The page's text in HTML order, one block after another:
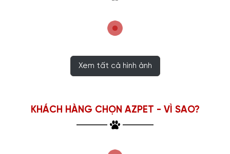
Xem tất cả hình ảnh
KHÁCH HÀNG CHỌN AZPET - VÌ SAO?